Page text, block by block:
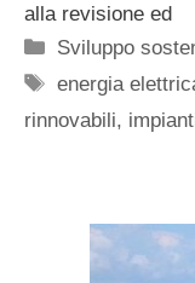
alla revisione ed
Categorie
Sviluppo
Tag
energia
rinnovabili,